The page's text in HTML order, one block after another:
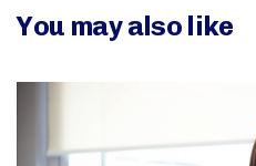
You may also like